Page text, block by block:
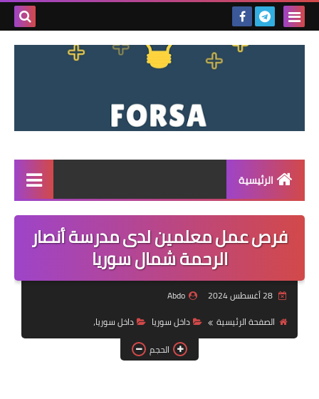
بحث
الرئيسية
القائمة
مناقصات
فرص عمل داخل سوريا
فرص عمل في العراق
فرص عمل في اليمن
فرص عمل معلمين لدى مدرسة أنصار
الرحمة شمال سوريا
28 أغسطس 2024
Abdo
الصفحة الرئيسية
داخل سوريا
داخل سوريا،
الحجم